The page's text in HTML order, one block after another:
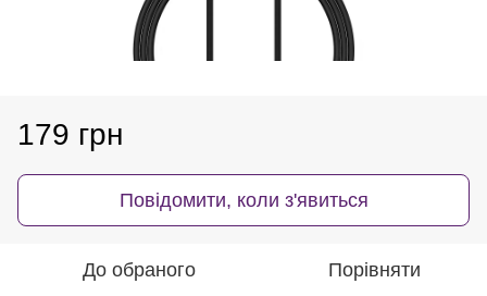
179 грн
Повідомити, коли з'явиться
До обраного Порівняти